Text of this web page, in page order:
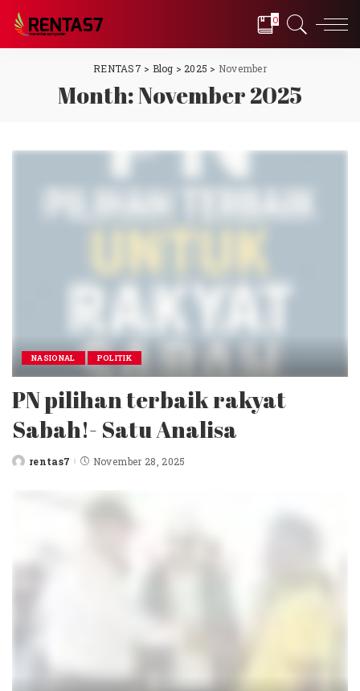
0
RENTAS7 > Blog > 2025 > November
Month:November 2025
NASIONAL POLITIK
PN pilihan terbaik rakyat
Sabah!- Satu Analisa
Postedrentas7 November 28, 2025